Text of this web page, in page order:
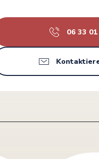
06 33